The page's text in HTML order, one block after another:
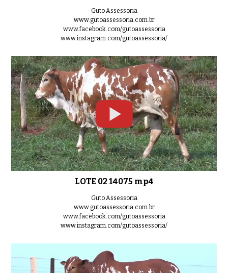
0:41 LOTE 08 14090 mp4
0:47 LOTE 09 13973 mp4
LOTE 10 14203 mp4
LOTE 11 14198 mp4
Guto Assessoria
www.gutoassessoria.com.br
www.facebook.com/gutoassessoria
www.instagram.com/gutoassessoria/
LOTE 02 14075 mp4
Guto Assessoria
www.gutoassessoria.com.br
www.facebook.com/gutoassessoria
www.instagram.com/gutoassessoria/